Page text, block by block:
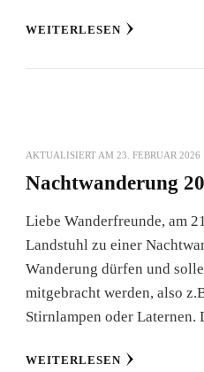
WEITERLESEN
AKTUALISIERT AM 23. FEBRUAR 2026
Nachtwanderung
Liebe Wanderfreunde, am
Landstuhl zu einer
Wanderung dürfen und
mitgebracht werden, also
Stirnlampen oder
WEITERLESEN